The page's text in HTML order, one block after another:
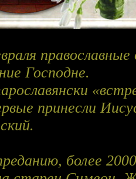
Господне.
принесли
более